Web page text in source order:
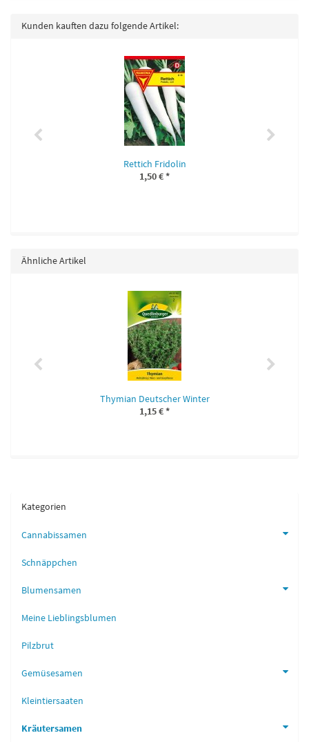
Kunden kauften dazu folgende Artikel:
Rettich Fridolin
1,50 €*
Ähnliche Artikel
Thymian Deutscher Winter
1,15 €*
Kategorien
Cannabissamen
Schnäppchen
Blumensamen
Meine Lieblingsblumen
Pilzbrut
Gemüsesamen
Kleintiersaaten
Kräutersamen